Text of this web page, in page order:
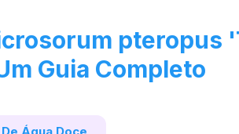
pteropus
Guia Completo